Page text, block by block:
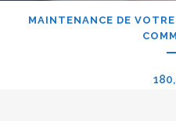
MAINTENANCE DE